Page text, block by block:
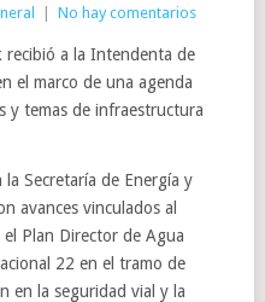
No hay comentarios
recibió a la Intendenta de
el marco de una agenda
y temas de infraestructura
Secretaría de Energía y
avances vinculados al
Plan Director de Agua
22 en el tramo de
en la seguridad vial y la